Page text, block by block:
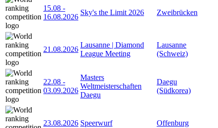
15.08 -
16.08.2026
Sky's the Limit 2026 Zweibrücken
21.08.2026
Lausanne | Diamond
League Meeting
Lausanne
(Schweiz)
22.08 -
03.09.2026
Masters
Weltmeisterschaften
Daegu
Daegu
(Südkorea)
23.08.2026 Speerwurf Offenburg